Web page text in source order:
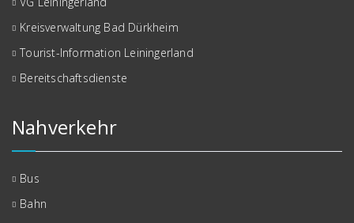
Kreisverwaltung Bad Dürkheim
Tourist-Information Leiningerland
Bereitschaftsdienste
Nahverkehr
Bus
Bahn